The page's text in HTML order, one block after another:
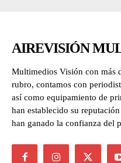
AIREVISIÓN
Multimedios Visión con más
rubro, contamos con
así como equipamiento de
han establecido su
han ganado la confianza del